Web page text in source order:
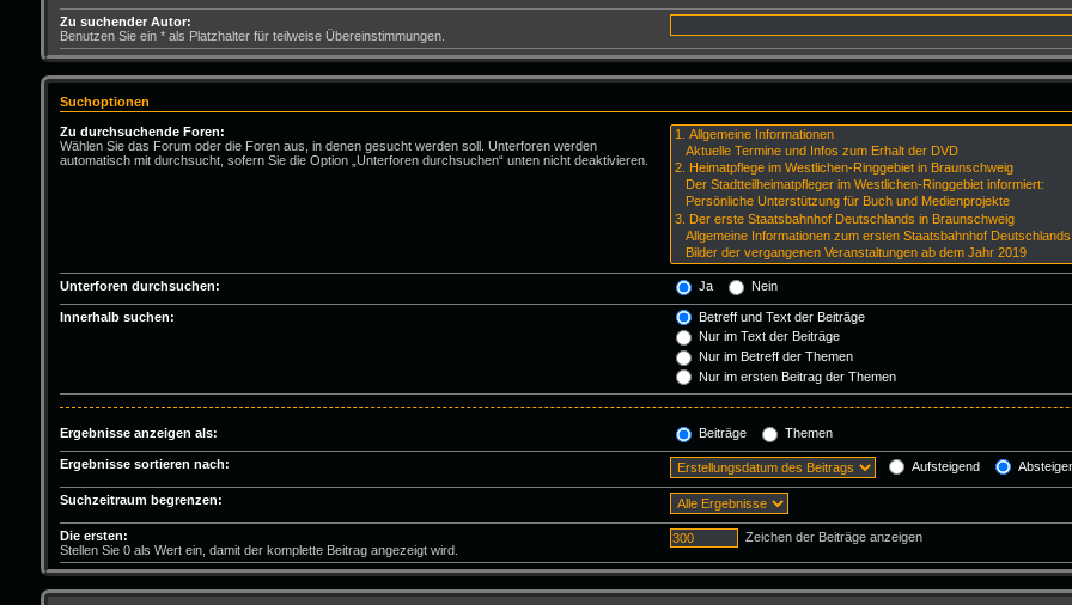
Zu suchender Autor:
Benutzen Sie ein * als Platzhalter für teilweise Übereinstimmungen.
Suchoptionen
Zu durchsuchende Foren:
Wählen Sie das Forum oder die Foren aus, in denen gesucht werden soll. Unterforen werden
automatisch mit durchsucht, sofern Sie die Option „Unterforen durchsuchen“ unten nicht deaktivieren.
Unterforen durchsuchen: Ja Nein
Innerhalb suchen:
Betreff und Text der Beiträge
Nur im Text der Beiträge
Nur im Betreff der Themen
Nur im ersten Beitrag der Themen
Ergebnisse anzeigen als: Beiträge Themen
Ergebnisse sortieren nach: Aufsteigend
Suchzeitraum begrenzen:
Die ersten:
Stellen Sie 0 als Wert ein, damit der komplette Beitrag angezeigt wird.
Zeichen der Beiträge anzeigen